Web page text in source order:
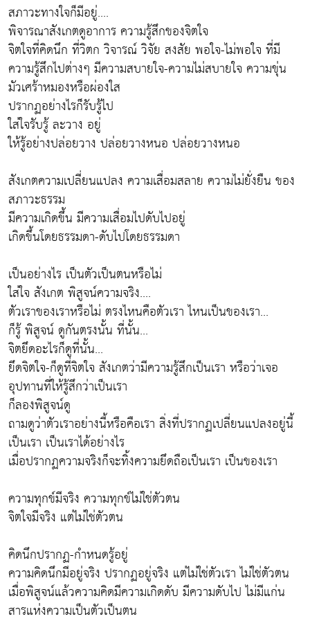
สภาวะทางใจก็มีอยู่....
พิจารณาสังเกตดูอาการ ความรู้สึกของจิตใจ
จิตใจที่คิดนึก ที่วิตก วิจารณ์ วิจัย สงสัย พอใจ-ไม่พอใจ ที่มี
ความรู้สึกไปต่างๆ มีความสบายใจ-ความไม่สบายใจ ความขุ่น
มัวเศร้าหมองหรือผ่องใส
ปรากฏอย่างไรก็รับรู้ไป
ใส่ใจรับรู้ ละวาง อยู่
ให้รู้อย่างปล่อยวาง ปล่อยวางหนอ ปล่อยวางหนอ
สังเกตความเปลี่ยนแปลง ความเสื่อมสลาย ความไม่ยั่งยืน ของ
สภาวะธรรม
มีความเกิดขึ้น มีความเสื่อมไปดับไปอยู่
เกิดขึ้นโดยธรรมดา-ดับไปโดยธรรมดา
เป็นอย่างไร เป็นตัวเป็นตนหรือไม่
ใส่ใจ สังเกต พิสูจน์ความจริง....
ตัวเราของเราหรือไม่ ตรงไหนคือตัวเรา ไหนเป็นของเรา...
ก็รู้ พิสูจน์ ดูกันตรงนั้น ที่นั้น...
จิตยึดอะไรก็ดูที่นั้น...
ยึดจิตใจ-ก็ดูที่จิตใจ สังเกตว่ามีความรู้สึกเป็นเรา หรือว่าเจอ
อุปทานที่ให้รู้สึกว่าเป็นเรา
ก็ลองพิสูจน์ดู
ถามดูว่าตัวเราอย่างนี้หรือคือเรา สิ่งที่ปรากฏเปลี่ยนแปลงอยู่นี้
เป็นเรา เป็นเราได้อย่างไร
เมื่อปรากฏความจริงก็จะทิ้งความยึดถือเป็นเรา เป็นของเรา
ความทุกข์มีจริง ความทุกข์ไม่ใช่ตัวตน
จิตใจมีจริง แต่ไม่ใช่ตัวตน
คิดนึกปรากฏ-กำหนดรู้อยู่
ความคิดนึกมีอยู่จริง ปรากฏอยู่จริง แต่ไม่ใช่ตัวเรา ไม่ใช่ตัวตน
เมื่อพิสูจน์แล้วความคิดมีความเกิดดับ มีความดับไป ไม่มีแก่น
สารแห่งความเป็นตัวเป็นตน